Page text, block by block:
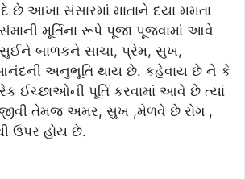
દે છે આખા સંસારમાં માતાને દયા મમતા
મૂર્તિના રૂપે પૂજા પૂજવામાં આવે
સુઈને બાળકને સાચા, પ્રેમ, સુખ,
અનુભૂતિ થાય છે. કહેવાય છે ને કે
ઈચ્છાઓની પૂર્તિ કરવામાં આવે છે ત્યાં
તેમજ અમર, સુખ ,મેળવે છે રોગ ,
ઉપર હોય છે.